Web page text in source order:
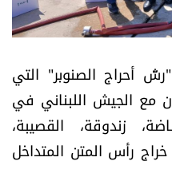
أحراج الصنوبر" التي
مع الجيش اللبناني في
زندوقة، القصيبة،
رأس المتن المتداخل